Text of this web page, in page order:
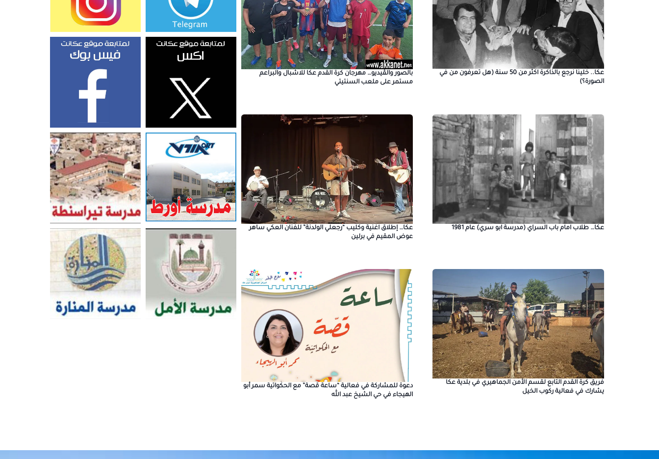
عكا.. خلينا نرجع بالذاكرة اكثر من 50 سنة (هل تعرفون من في
الصورة؟)
بالصور والڤيديو… مهرجان كرة القدم عكا للاشبال والبراعم
مستمر على ملعب السنتيتي
عكا… طلاب امام باب السراي (مدرسة ابو سري) عام 1981
عكا… إطلاق اغنية وكليب “رجعلي الولدنة” للفنان العكي ساهر
عوض المقيم في برلين
فريق كرة القدم التابع لقسم الأمن الجماهيري في بلدية عكا
يشارك في فعالية ركوب الخيل
دعوة للمشاركة في فعالية “ساعة قصة” مع الحكواتية سمر أبو
الهيجاء في حي الشيخ عبد الله